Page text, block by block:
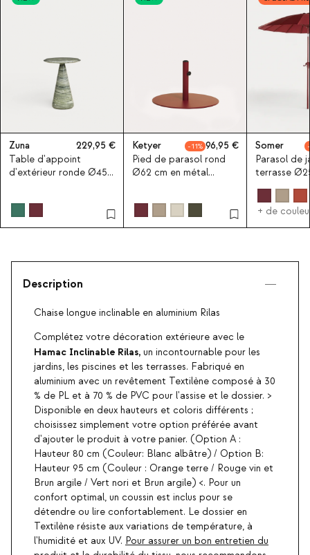
Zuna
229,95
Table d'appoint
d'extérieur ronde Ø45
Ketyer 11
96,95
Pied de parasol rond
Ø62 cm en métal
Somer
Parasol de
terrasse
Somer
+ de
Description
Chaise longue inclinable en aluminium Rilas
Complétez votre décoration extérieure avec le
Hamac Inclinable Rilas, un incontournable pour les
jardins, les piscines et les terrasses. Fabriqué en
aluminium avec un revêtement Textilène composé à 30
% de PL et à 70 % de PVC pour l'assise et le dossier. >
Disponible en deux hauteurs et coloris différents ;
choisissez simplement votre option préférée avant
d'ajouter le produit à votre panier. (Option A :
Hauteur 80 cm (Couleur: Blanc albâtre) / Option B:
Hauteur 95 cm (Couleur : Orange terre / Rouge vin et
Brun argile / Vert nori et Brun argile) <. Pour un
confort optimal, un coussin est inclus pour se
détendre ou lire confortablement. Le dossier en
Textilène résiste aux variations de température, à
l'humidité et aux UV. Pour assurer un bon entretien du